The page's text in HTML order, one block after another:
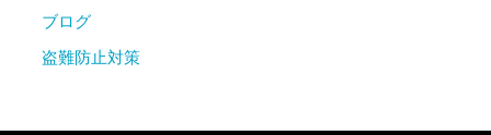
ブログ
盗難防止対策